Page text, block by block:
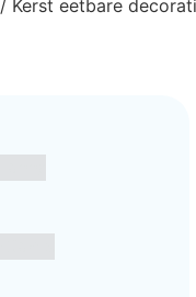
/ Kerst eetbare